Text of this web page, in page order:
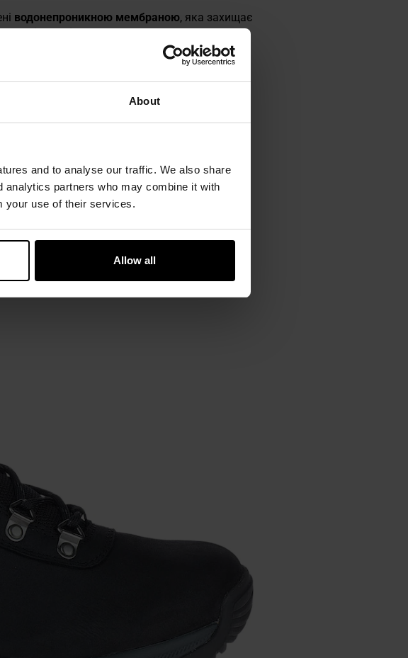
About
and to analyse our traffic. We also share
analytics partners who may combine it with
your use of their services.
Allow all
водонепроникною мембраною, яка захищає
Air Cushionу п'ятізабезпечують
походів по бездоріжжю, так і для